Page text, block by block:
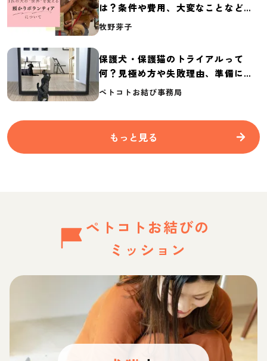
は？条件や費用、大変なことなど紹
介
牧野芽子
保護犬・保護猫のトライアルって
何？見極め方や失敗理由、準備に必
要なものを紹介
ペトコトお結び事務局
もっと見る
ペトコトお結びの
ミッション